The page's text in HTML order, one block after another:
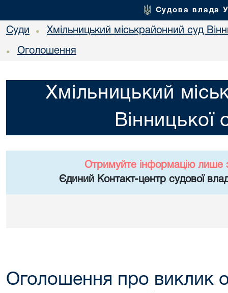
Судова влада
Суди • Хмільницький міськрайонний суд
• Оголошення
Хмільницький
Вінницької
Отримуйте інформацію лише
Єдиний Контакт-центр судової
Оголошення про виклик